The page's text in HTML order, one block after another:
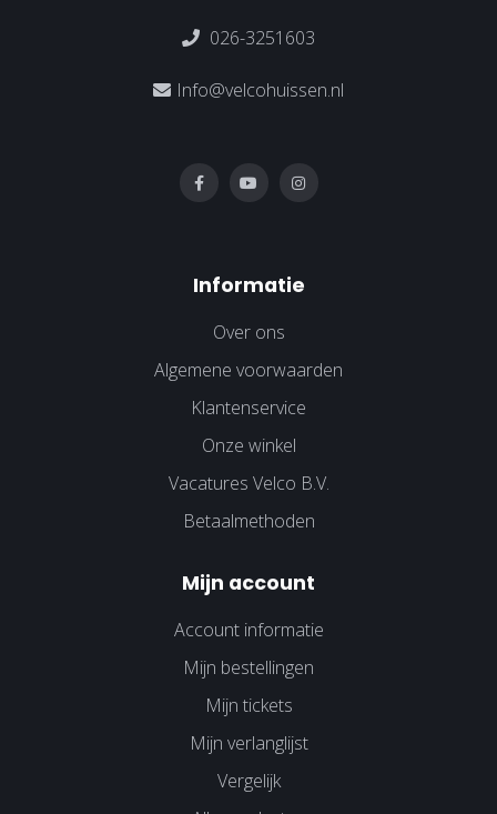
026-3251603
Info@velcohuissen.nl
Informatie
Over ons
Algemene voorwaarden
Klantenservice
Onze winkel
Vacatures Velco B.V.
Betaalmethoden
Mijn account
Account informatie
Mijn bestellingen
Mijn tickets
Mijn verlanglijst
Vergelijk